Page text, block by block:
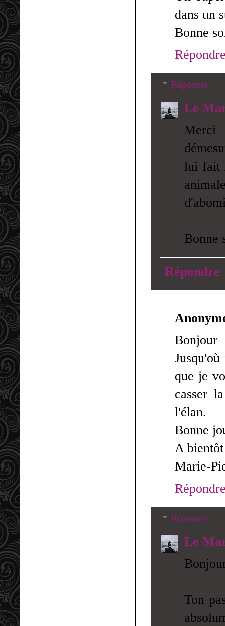
dans un
Bonne
Réponses
Le
Merci
lui fait
Bonne
Répondre
Bonjour
que je
casser
l'élan.
Bonne
A bientôt
Marie-
Réponses
Le
Ton